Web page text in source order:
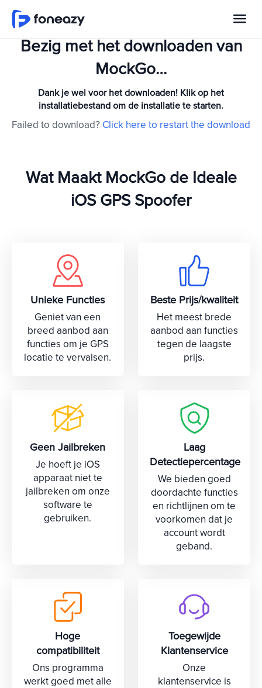
Bezig met het downloaden van
MockGo…
Dank je wel voor het downloaden! Klik op het
installatiebestand om de installatie te starten.
Failed to download? Click here to restart the download
Wat Maakt MockGo de Ideale
iOS GPS Spoofer
Unieke Functies
Geniet van een
breed aanbod aan
functies om je GPS
locatie te vervalsen.
Beste Prijs/kwaliteit
Het meest brede
aanbod aan functies
tegen de laagste
prijs.
Geen Jailbreken
Je hoeft je iOS
apparaat niet te
jailbreken om onze
software te
gebruiken.
Laag
Detectiepercentage
We bieden goed
doordachte functies
en richtlijnen om te
voorkomen dat je
account wordt
geband.
Hoge
compatibiliteit
Ons programma
werkt goed met alle
Toegewijde
Klantenservice
Onze
klantenservice is